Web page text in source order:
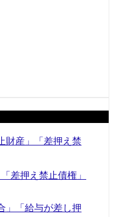
差押え禁止債権」